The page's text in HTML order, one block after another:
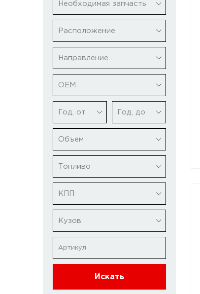
Необходимая запчасть
Расположение
Направление
ОЕМ
Год, от Год, до
Объем
Топливо
КПП
Кузов
Искать